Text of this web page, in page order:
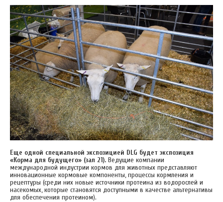
Еще одной специальной экспозицией DLG будет экспозиция
«Корма для будущего» (зал 21). Ведущие компании
международной индустрии кормов для животных представляют
инновационные кормовые компоненты, процессы кормления и
рецептуры (среди них новые источники протеина из водорослей и
насекомых, которые становятся доступными в качестве альтернативы
для обеспечения протеином).